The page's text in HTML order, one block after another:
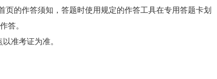
的作答须知，答题时使用规定的作答工具在专用答题卡划
答。
准考证为准。